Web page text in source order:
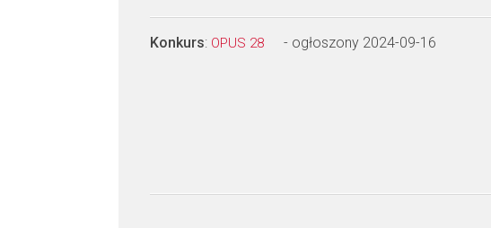
Konkurs: OPUS 28 - ogłoszony 2024-09-16